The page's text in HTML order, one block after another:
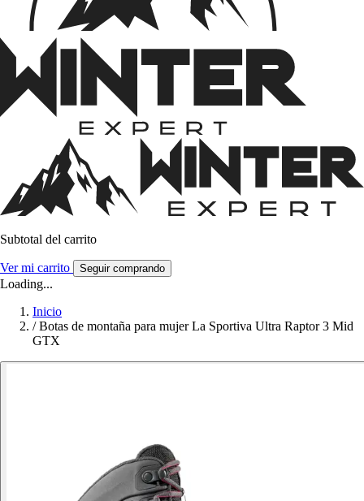
Subtotal del carrito
Ver mi carrito Seguir comprando
Loading...
Inicio
/ Botas de montaña para mujer La Sportiva Ultra Raptor 3 Mid
GTX